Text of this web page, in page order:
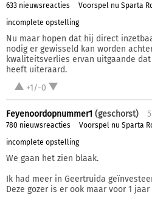
633 nieuwsreacties
Voorspel nu Sparta
incomplete opstelling
Nu maar hopen dat hij direct
nodig er gewisseld kan worden
kwaliteitsverlies ervan uitgaande
heeft uiteraard.
+1/-0
Feyenoordopnummer1 (geschorst)
780 nieuwsreacties
Voorspel nu Sparta
incomplete opstelling
We gaan het zien blaak.
Ik had meer in Geertruida
Deze gozer is er ook maar voor 1